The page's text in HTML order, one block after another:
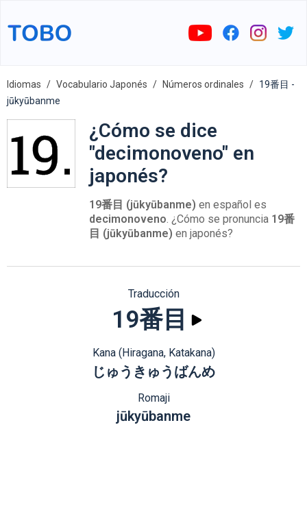
Idiomas Vocabulario Japonés Números ordinales
19番目 -
jūkyūbanme
¿Cómo se dice
"decimonoveno" en
japonés?
19番目 (jūkyūbanme) en español es
decimonoveno. ¿Cómo se pronuncia 19番
目 (jūkyūbanme) en japonés?
Traducción
19番目
Kana (Hiragana, Katakana)
じゅうきゅうばんめ
Romaji
jūkyūbanme